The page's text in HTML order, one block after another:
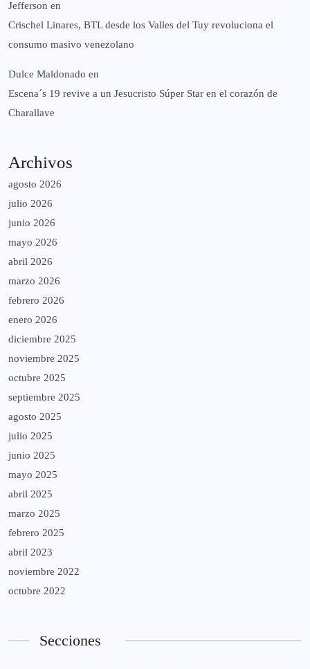
Jefferson en
Crischel Linares, BTL desde los Valles del Tuy revoluciona el
consumo masivo venezolano
Dulce Maldonado en
Escena´s 19 revive a un Jesucristo Súper Star en el corazón de
Charallave
Archivos
agosto 2026
julio 2026
junio 2026
mayo 2026
abril 2026
marzo 2026
febrero 2026
enero 2026
diciembre 2025
noviembre 2025
octubre 2025
septiembre 2025
agosto 2025
julio 2025
junio 2025
mayo 2025
abril 2025
marzo 2025
febrero 2025
abril 2023
noviembre 2022
octubre 2022
Secciones